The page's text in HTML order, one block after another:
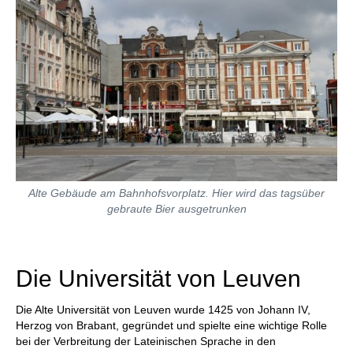
Alte Gebäude am Bahnhofsvorplatz. Hier wird das tagsüber
gebraute Bier ausgetrunken
Die Universität von Leuven
Die Alte Universität von Leuven wurde 1425 von Johann IV,
Herzog von Brabant, gegründet und spielte eine wichtige Rolle
bei der Verbreitung der Lateinischen Sprache in den